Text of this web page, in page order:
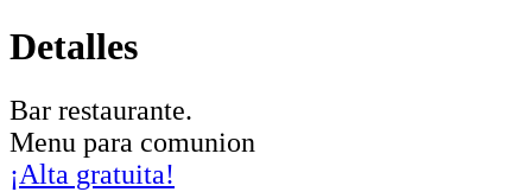
Detalles
Bar restaurante.
Menu para comunion
¡Alta gratuita!